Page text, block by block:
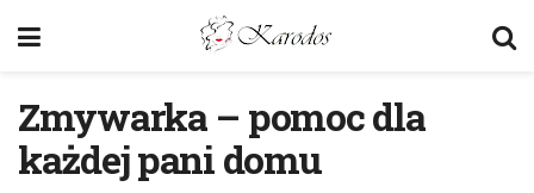
Zmywarka – pomoc dla
każdej pani domu